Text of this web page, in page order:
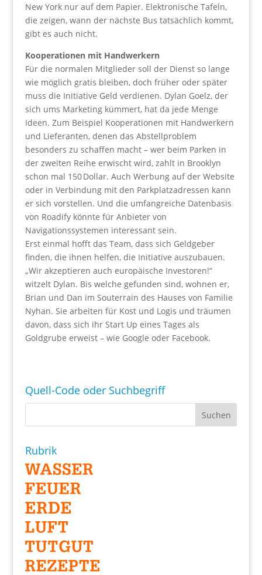
New York nur auf dem Papier. Elektronische Tafeln,
die zeigen, wann der nächste Bus tatsächlich kommt,
gibt es auch nicht.
Kooperationen mit Handwerkern
Für die normalen Mitglieder soll der Dienst so lange
wie möglich gratis bleiben, doch früher oder später
muss die Initiative Geld verdienen. Dylan Goelz, der
sich ums Marketing kümmert, hat da jede Menge
Ideen. Zum Beispiel Kooperationen mit Handwerkern
und Lieferanten, denen das Abstellproblem
besonders zu schaffen macht – wer beim Parken in
der zweiten Reihe erwischt wird, zahlt in Brooklyn
schon mal 150 Dollar. Auch Werbung auf der Website
oder in Verbindung mit den Parkplatzadressen kann
er sich vorstellen. Und die umfangreiche Datenbasis
von Roadify könnte für Anbieter von
Navigationssystemen interessant sein.
Erst einmal hofft das Team, dass sich Geldgeber
finden, die ihnen helfen, die Initiative auszubauen.
„Wir akzeptieren auch europäische Investoren!“
witzelt Dylan. Bis welche gefunden sind, wohnen er,
Brian und Dan im Souterrain des Hauses von Familie
Nyhan. Sie arbeiten für Kost und Logis und träumen
davon, dass sich ihr Start Up eines Tages als
Goldgrube erweist – wie Google oder Facebook.
Quell-Code oder Suchbegriff
Rubrik